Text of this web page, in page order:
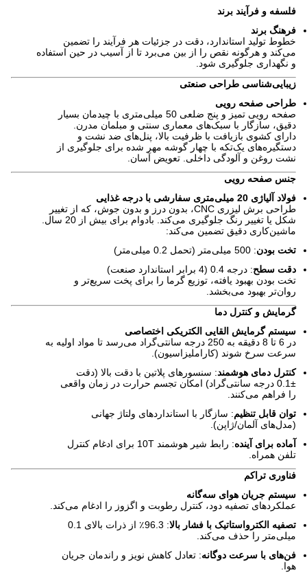
فلسفه و فرآیند برند
فرهنگ برند
خطوط تولید استاندارد، دقت در جزئیات هر فرآیند را تضمین
می‌کند و هرگونه نقص را از بین می‌برد تا از آسیب در حین استفاده
و نگهداری جلوگیری شود.
زیبایی‌شناسی طراحی صنعتی
طراحی صفحه رویی
صفحه رویی تمیز و پنج ضلعی 50 میلی‌متری با چیدمان بسیار
دقیق، سازگار با سبک‌های معماری سنتی و مبلمان مدرن.
دارای کشوی بازیافت با ظرفیت بالا، پنل‌های ضد نشت و
دستگیره‌های یک‌تکه با چهار گوشه مهر شده برای جلوگیری از
نشت روغن و آلودگی داخلی. تعویض آسان.
جنس صفحه رویی
فولاد آلیاژی 20 میلی‌متری سفارشی با درجه غذایی
طراحی برش لیزری CNC، بدون درز و بدون جوش، که از تغییر
شکل یا تغییر رنگ جلوگیری می‌کند. بادوام برای بیش از 20 سال.
ماشین‌کاری دقیق تضمین می‌کند:
تخت بودن: 500 میلی‌متر (تحمل 0.2 میلی‌متر)
دقت سطح: درجه 0.4 (4 برابر استاندارد صنعت)
تخت بودن بهبود یافته، توزیع گرما را برای پخت سریع‌تر و
روان‌تر بهبود می‌بخشد.
گرمایش و کنترل دما
سیستم گرمایش القایی الکتریکی اختصاصی
در 6 تا 8 دقیقه به 250 درجه سانتی‌گراد می‌رسد تا مواد اولیه به
سرعت سرخ شوند (کاراملیزاسیون).
کنترل دمای هوشمند: سنسورهای پلاتین با دقت بالا (دقت
±0.1 درجه سانتی‌گراد) امکان تجسم حرارت در زمان واقعی
را فراهم می‌کنند.
توان قابل تنظیم: سازگار با استانداردهای ولتاژ جهانی
(مدل‌های آلمان/ژاپن).
آماده برای آینده
: رابط شیر هوشمند 10T برای ادغام کنترل
تلفن همراه.
فناوری تراکم
سیستم جریان هوای سه‌گانه
عملکردهای تصفیه دود، کنترل رطوبت و اگزوز را ادغام می‌کند.
تصفیه الکترواستاتیک با فشار بالا
: 96.3٪ از ذرات بالای 0.1
میلی‌متر را حذف می‌کند.
فن‌های با سرعت دوگانه: تعادل کاهش نویز و راندمان جریان
هوا.